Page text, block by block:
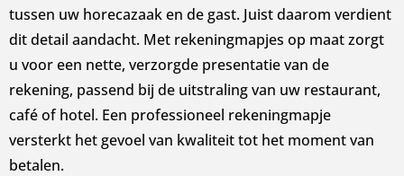
tussen uw horecazaak en de gast. Juist daarom verdient
dit detail aandacht. Met rekeningmapjes op maat zorgt
u voor een nette, verzorgde presentatie van de
rekening, passend bij de uitstraling van uw restaurant,
café of hotel. Een professioneel rekeningmapje
versterkt het gevoel van kwaliteit tot het moment van
betalen.